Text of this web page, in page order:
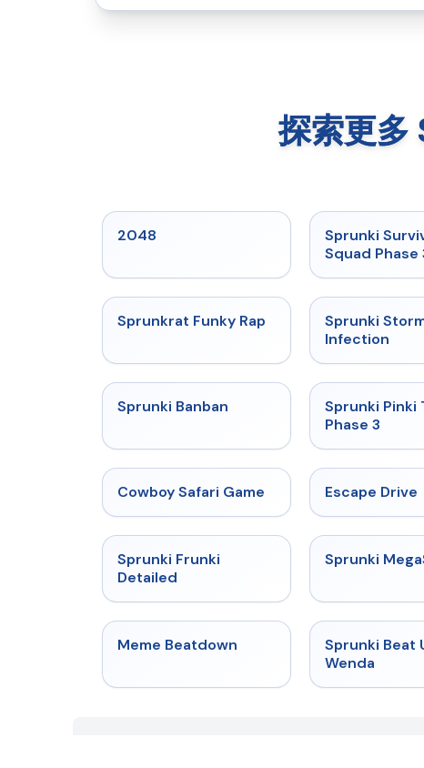
探索更多
2048
Sprunki
Squad Phase
★ 4.7
Sprunkrat Funky Rap
Sprunki
Infection
Sprunki Banban
Sprunki Pinki
Phase 3
★
Cowboy Safari Game Escape Drive
Sprunki Frunki
Detailed
Sprunki
★
Meme Beatdown
Sprunki Beat
Wenda